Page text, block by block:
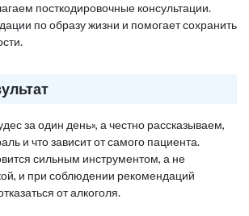
посткодировочные консультации.
по образу жизни и помогает сохранить
за один день», а честно рассказываем,
и что зависит от самого пациента.
сильным инструментом, а не
и при соблюдении рекомендаций
от алкоголя.